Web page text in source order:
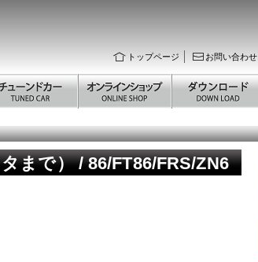
トップページ お問い合わせ
まで） / 86/FT86/FRS/ZN6